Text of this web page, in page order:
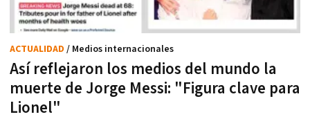
Así reflejaron los medios del mundo la
muerte de Jorge Messi: "Figura clave para
Lionel"
ACTUALIDAD / Medios internacionales